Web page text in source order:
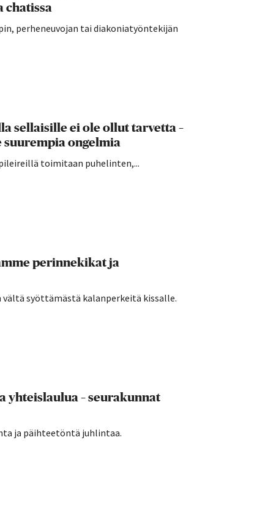
chatissa
perheneuvojan tai diakoniatyöntekijän
sellaisille ei ole ollut tarvetta –
ongelmia
toimitaan puhelinten,...
perinnekikat ja
vältä syöttämästä kalanperkeitä kissalle.
yhteislaulua – seurakunnat
ja päihteetöntä juhlintaa.